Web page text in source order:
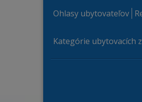
Ohlasy ubytovateľov
Kategórie ubytovacích